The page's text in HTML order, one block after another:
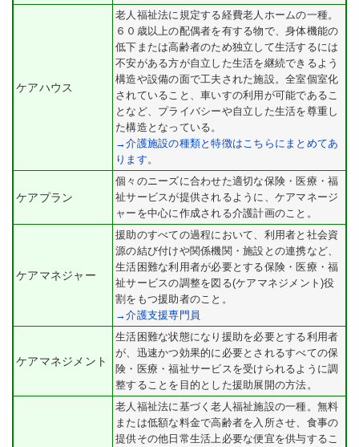
ケアハウス
老人福祉法に規定する経費老人ホームの一種。
６０歳以上の配偶者を有する物で、身体機能の
低下または高齢者のため独立して生活するには
不安がある方が自立した生活を継続できるよう
構造や設備の面で工夫された施設。全室個室化
されていること、車いすの利用が可能であるこ
となど、プライバシーや自立した生活を尊重し
た構造となっている。
→介護施設の種類と特徴はこちらにまとめてあ
ります。
ケアプラン
個々のニーズに合わせた適切な保険・医療・福
祉サービスが提供されるように、ケアマネージ
ャーを中心に作成される介護計画のこと。
ケアマネジャー
援助のすべての過程において、利用者と社会資
源の結び付けや関係機関・施設との連携など、
生活困難な利用者が必要とする保険・医療・福
祉サービスの調整を図る(ケアマネジメント)役
割をもつ援助者のこと。
→介護支援専門員
ケアマネジメント
生活困難な状態になり援助を必要とする利用者
が、迅速かつ効果的に必要とされるすべての保
険・医療・福祉サービスを受けられるように調
整することを目的とした援助展開の方法。
老人福祉法に基づく老人福祉施設の一種。無料
または低額な料金で高齢者を入所させ、食事の
提供その他日常生活上必要な便宜を供与するこ